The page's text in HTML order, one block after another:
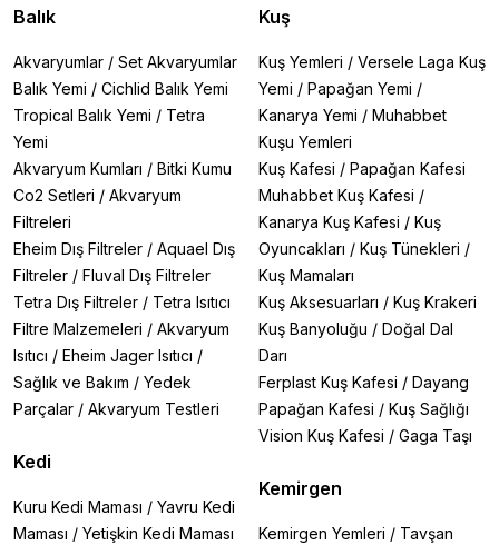
Balık
Akvaryumlar / Set Akvaryumlar
Balık Yemi / Cichlid Balık Yemi
Tropical Balık Yemi / Tetra
Yemi
Akvaryum Kumları / Bitki Kumu
Co2 Setleri / Akvaryum
Filtreleri
Eheim Dış Filtreler / Aquael Dış
Filtreler / Fluval Dış Filtreler
Tetra Dış Filtreler / Tetra Isıtıcı
Filtre Malzemeleri / Akvaryum
Isıtıcı / Eheim Jager Isıtıcı /
Sağlık ve Bakım / Yedek
Parçalar / Akvaryum Testleri
Kedi
Kuru Kedi Maması / Yavru Kedi
Maması / Yetişkin Kedi Maması
Kuş
Kuş Yemleri / Versele Laga Kuş
Yemi / Papağan Yemi /
Kanarya Yemi / Muhabbet
Kuşu Yemleri
Kuş Kafesi / Papağan Kafesi
Muhabbet Kuş Kafesi /
Kanarya Kuş Kafesi / Kuş
Oyuncakları / Kuş Tünekleri /
Kuş Mamaları
Kuş Aksesuarları / Kuş Krakeri
Kuş Banyoluğu / Doğal Dal
Darı
Ferplast Kuş Kafesi / Dayang
Papağan Kafesi / Kuş Sağlığı
Vision Kuş Kafesi / Gaga Taşı
Kemirgen
Kemirgen Yemleri / Tavşan